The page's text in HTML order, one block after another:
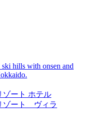
ゾート ホテル
ゾート ヴィラ